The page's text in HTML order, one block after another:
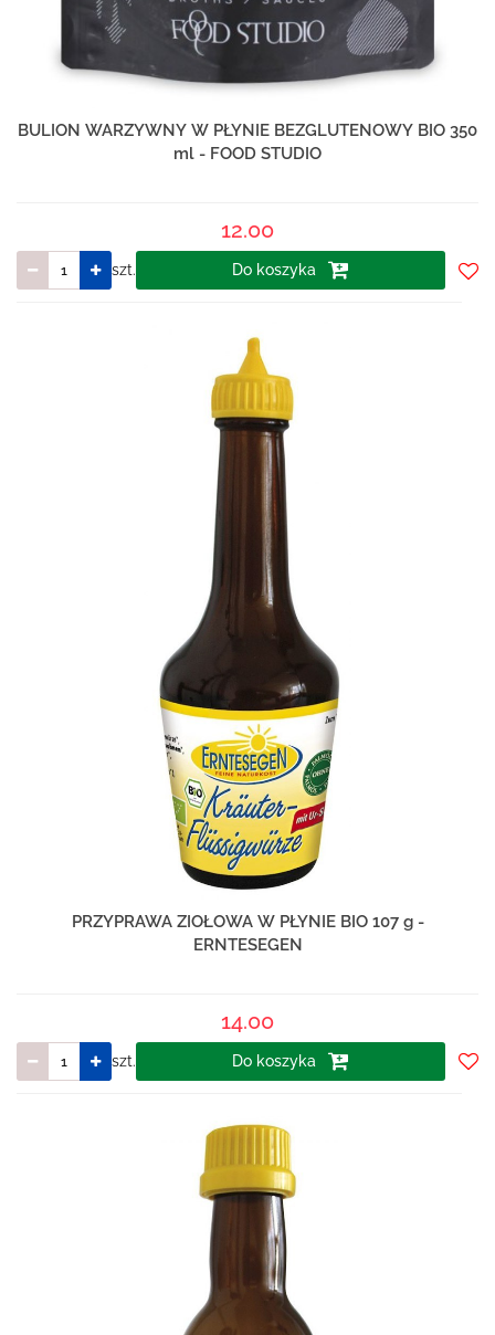
BULION WARZYWNY W PŁYNIE BEZGLUTENOWY BIO 350
ml - FOOD STUDIO
12.00
szt. Do koszyka
PRZYPRAWA ZIOŁOWA W PŁYNIE BIO 107 g -
ERNTESEGEN
14.00
szt. Do koszyka